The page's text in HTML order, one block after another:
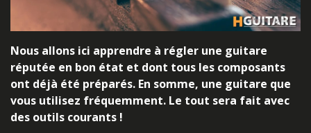
Nous allons ici apprendre à régler une guitare
réputée en bon état et dont tous les composants
ont déjà été préparés. En somme, une guitare que
vous utilisez fréquemment. Le tout sera fait avec
des outils courants !